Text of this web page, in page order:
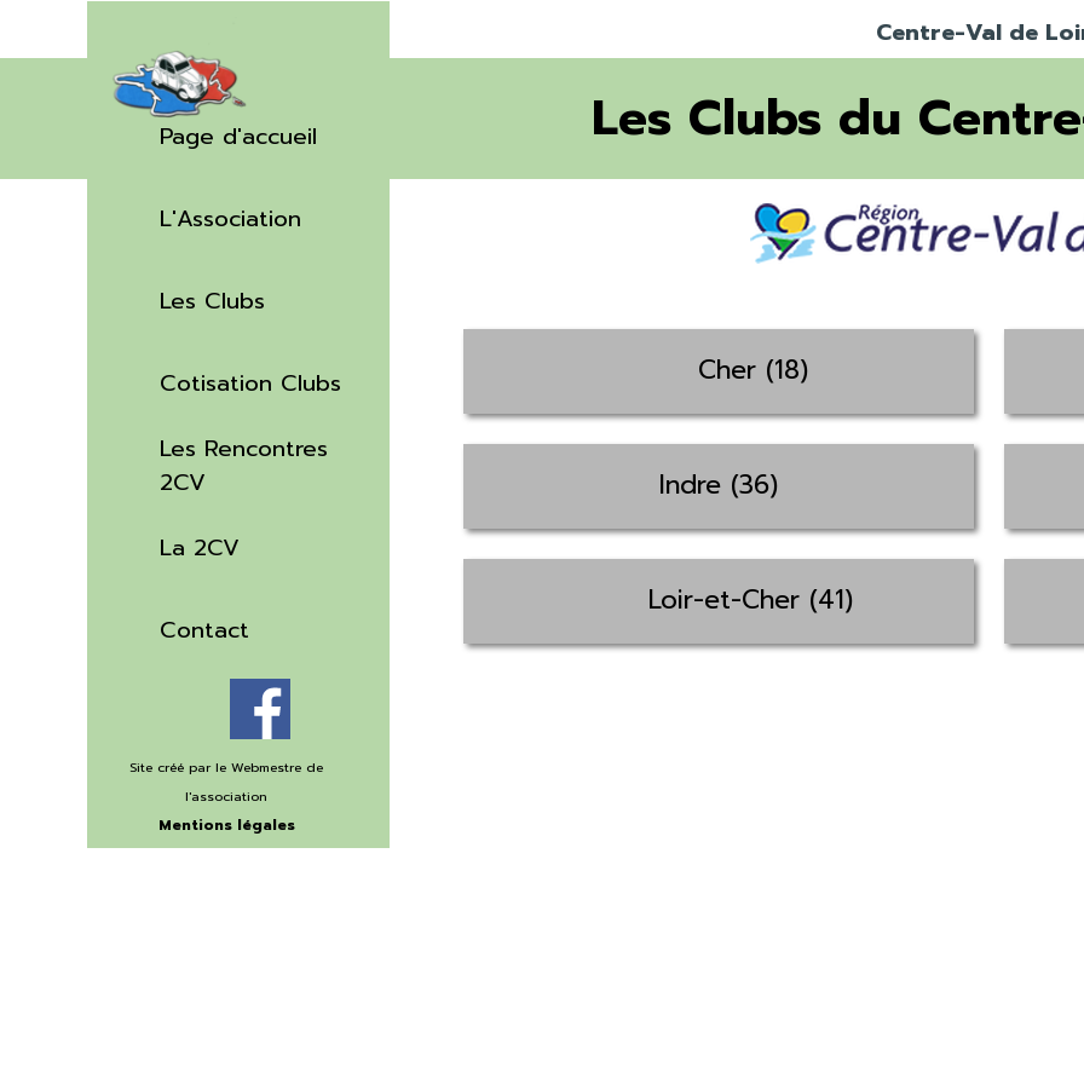
Page d'accueil
L'Association
Les Clubs
Cotisation Clubs
Les Rencontres
2CV
La 2CV
Contact
Site créé par le Webmestre de
l'association
Mentions légales
©Copyright 2020
Centre-Val de
Les Clubs du
Cher (18)
Indre (36)
Loir-et-Cher (41)